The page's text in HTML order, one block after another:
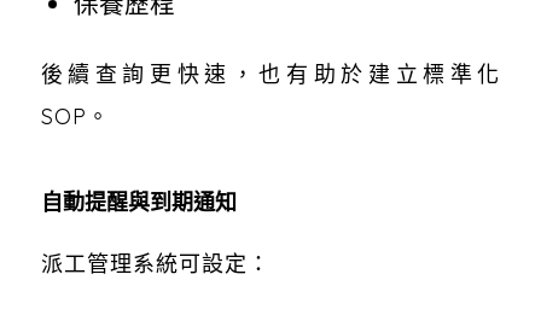
後續查詢更快速，也有助於建立標準化
SOP。
自動提醒與到期通知
派工管理系統可設定：